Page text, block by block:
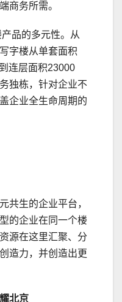
商务所需。
品的多元性。从
字楼从单套面积
连层面积23000
独栋，针对企业不
企业全生命周期的
共生的企业平台，
的企业在同一个楼
源在这里汇聚、分
造力，并创造出更
北京